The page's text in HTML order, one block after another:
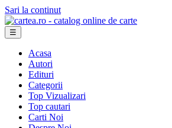
Sari la continut
☰
Acasa
Autori
Edituri
Categorii
Top Vizualizari
Top cautari
Carti Noi